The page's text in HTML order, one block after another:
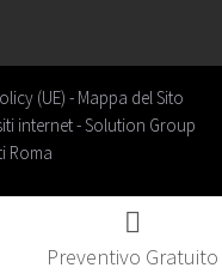
(UE) - Mappa del Sito
internet-Solution Group
Roma
Preventivo Gratuito